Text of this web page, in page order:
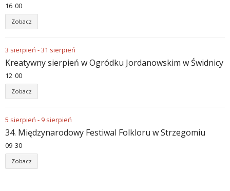
16 00
Zobacz
3 sierpień -31 sierpień
Kreatywny sierpień w Ogródku Jordanowskim w Świdnicy
12 00
Zobacz
5 sierpień - 9 sierpień
34. Międzynarodowy Festiwal Folkloru w Strzegomiu
09 30
Zobacz